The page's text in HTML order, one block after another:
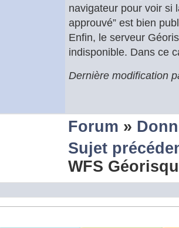
navigateur pour voir si
approuvé” est bien
Enfin, le serveur
indisponible. Dans ce
Dernière modification
Forum »
Sujet
WFS